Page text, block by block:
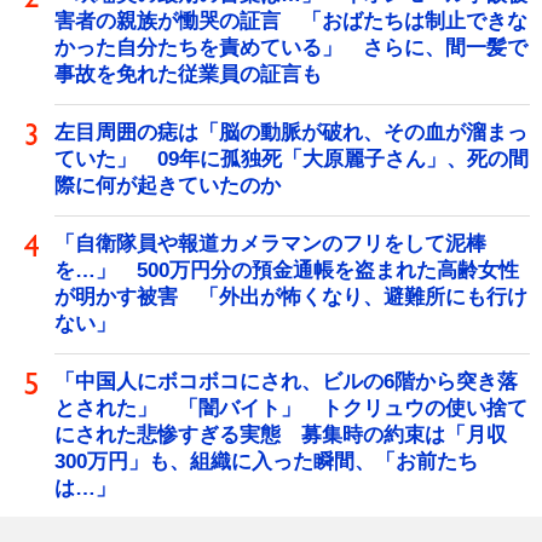
害者の親族が慟哭の証言 「おばたちは制止できな
かった自分たちを責めている」 さらに、間一髪で
事故を免れた従業員の証言も
左目周囲の痣は「脳の動脈が破れ、その血が溜まっ
ていた」 09年に孤独死「大原麗子さん」、死の間
際に何が起きていたのか
「自衛隊員や報道カメラマンのフリをして泥棒
を…」 500万円分の預金通帳を盗まれた高齢女性
が明かす被害 「外出が怖くなり、避難所にも行け
ない」
「中国人にボコボコにされ、ビルの6階から突き落
とされた」 「闇バイト」 トクリュウの使い捨て
にされた悲惨すぎる実態 募集時の約束は「月収
300万円」も、組織に入った瞬間、「お前たち
は…」